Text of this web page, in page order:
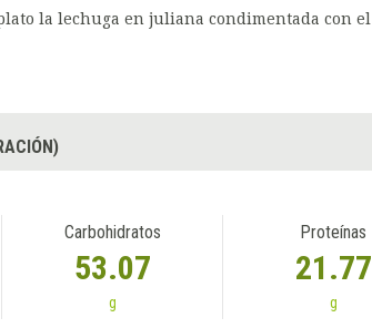
la lechuga en juliana condimentada con
Carbohidratos
53.07
g
Proteínas
21.77
g